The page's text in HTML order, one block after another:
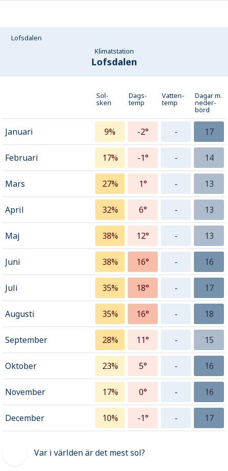
Lofsdalen
Klimatstation
Lofsdalen
Sol-
sken
Dags-
temp
Vatten-
temp
Dagar m.
neder­
börd
Januari 9% -2° - 17
Februari 17% -1° - 14
Mars 27% 1° - 13
April 32% 6° - 13
Maj 38% 12° - 13
Juni 38% 16° - 16
Juli 35% 18° - 17
Augusti 35% 16° - 18
September 28% 11° - 15
Oktober 23% 5° - 16
November 17% 0° - 16
December 10% -1° - 17
Var i världen är det mest sol?